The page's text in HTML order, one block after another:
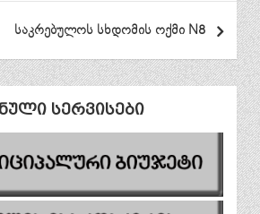
საკრებულოს სხდომის ოქმი N8
სერვისები